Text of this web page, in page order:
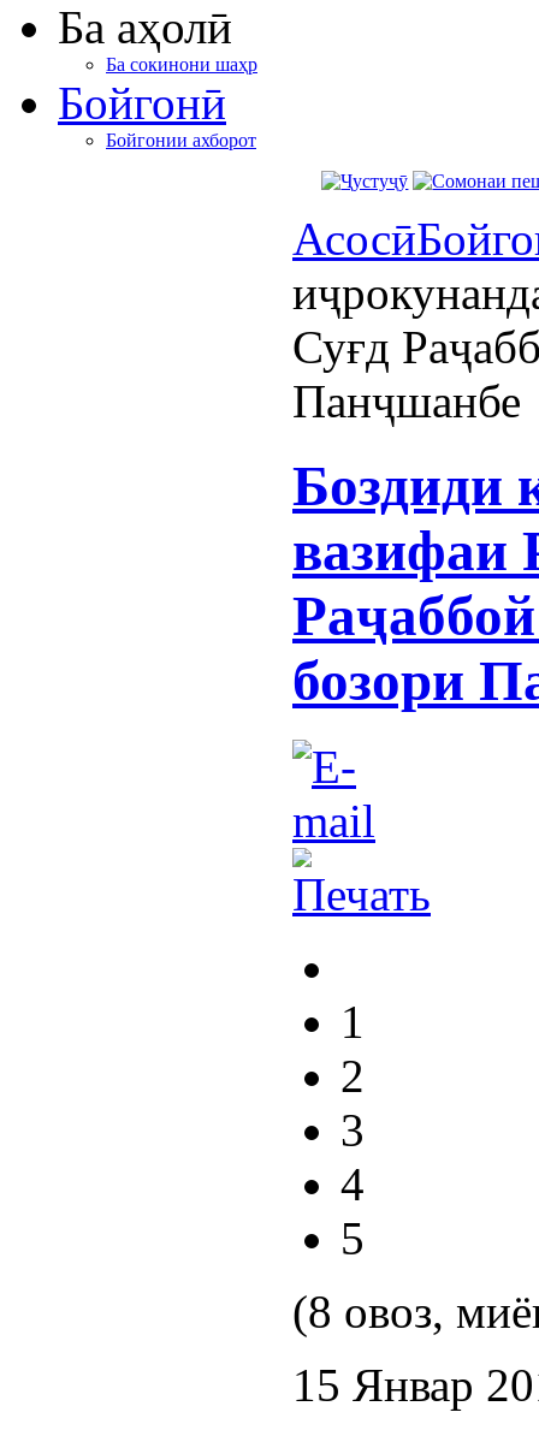
Ба аҳолӣ
Ба сокинони шаҳр
Бойгонӣ
Бойгонии ахборот
Асосӣ
Суғд
Панҷшанбе
Боздиди
вазифаи
бозори
1
2
3
4
5
(8 овоз,
15 Январ